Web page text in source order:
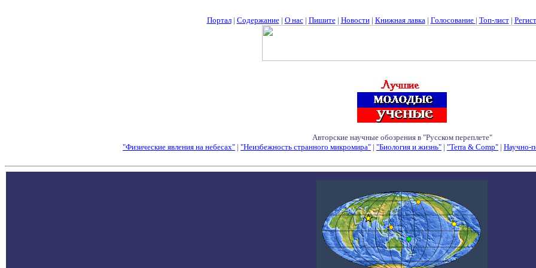
Портал| Содержание| О нас| Пишите| Новости| Книжная лавка| Голосование | Топ-лист|
Авторские научные обозрения в "Русском переплете"
"Физические явления на небесах" | "Неизбежность странного микромира" | "Биология и жизнь" | "Terra & Comp" | Научно-